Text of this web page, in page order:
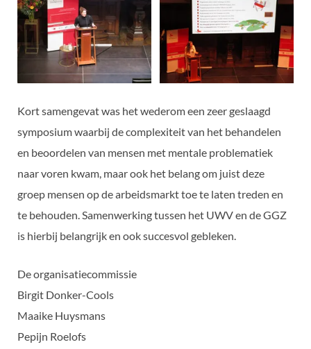
Kort samengevat was het wederom een zeer geslaagd
symposium waarbij de complexiteit van het behandelen
en beoordelen van mensen met mentale problematiek
naar voren kwam, maar ook het belang om juist deze
groep mensen op de arbeidsmarkt toe te laten treden en
te behouden. Samenwerking tussen het UWV en de GGZ
is hierbij belangrijk en ook succesvol gebleken.
De organisatiecommissie
Birgit Donker-Cools
Maaike Huysmans
Pepijn Roelofs